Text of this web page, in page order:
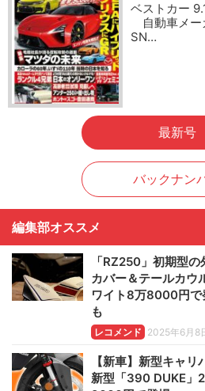
ベストカー
自動車メー
SN…
最新号
バックナン
編集部オススメ
「RZ250」初期型
カバー＆テールカウ
ワイト8万8000円で
も
レコメンド 2025年6月8
【新車】新型キャ
新型「390 DUKE」